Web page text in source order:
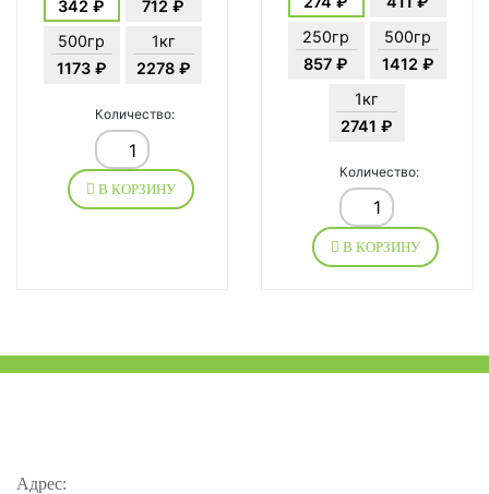
342 ₽
712 ₽
500гр
1173 ₽
1кг
2278 ₽
Количество:
В КОРЗИНУ
250гр
857 ₽
500гр
1412 ₽
1кг
2741 ₽
Количество:
В КОРЗИНУ
Адрес: